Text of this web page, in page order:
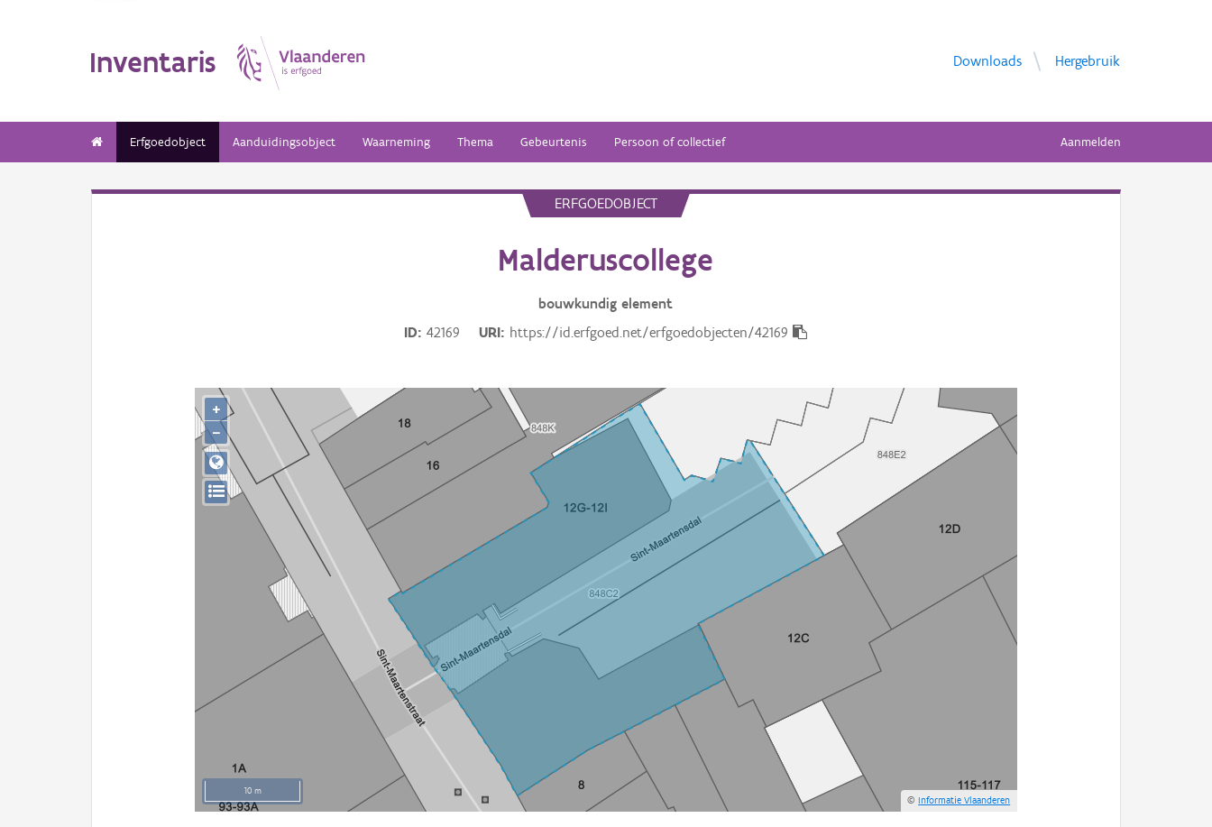
Inventaris Downloads Hergebruik
Erfgoedobject Aanduidingsobject Waarneming Thema Gebeurtenis Persoon of collectief Aanmelden
ERFGOEDOBJECT
Malderuscollege
bouwkundig element
ID
42169 URI https://id.erfgoed.net/erfgoedobjecten/42169
10 m
©Informatie Vlaanderen
+
−